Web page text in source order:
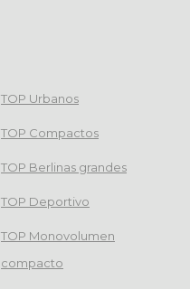
TOP Urbanos
TOP Compactos
TOP Berlinas grandes
TOP Deportivo
TOP Monovolumen
compacto